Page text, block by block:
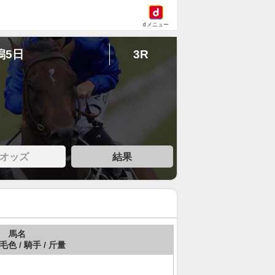
dメニュー
5日 3R
オッズ 結果
馬名
色 / 騎手 / 斤量